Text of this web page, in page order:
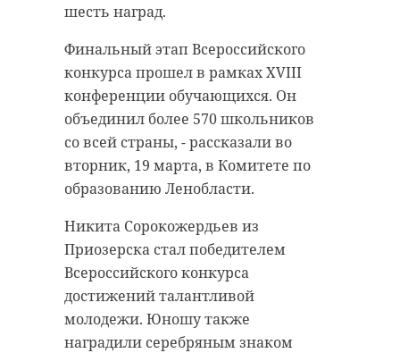
шесть наград.
Финальный этап Всероссийского
конкурса прошел в рамках XVIII
конференции обучающихся. Он
объединил более 570 школьников
со всей страны, - рассказали во
вторник, 19 марта, в Комитете по
образованию Ленобласти.
Никита Сорокожердьев из
Приозерска стал победителем
Всероссийского конкурса
достижений талантливой
молодежи. Юношу также
наградили серебряным знаком